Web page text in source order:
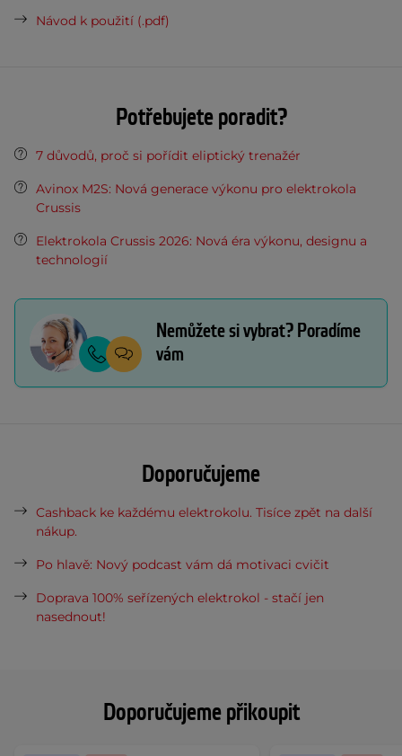
Doporučujeme přikoupit
Návod k použití (.pdf)
Potřebujete poradit?
7 důvodů, proč si pořídit eliptický trenažér
Avinox M2S: Nová generace výkonu pro elektrokola
Crussis
Elektrokola Crussis 2026: Nová éra výkonu, designu a
technologií
Nemůžete si vybrat? Poradíme
vám
Doporučujeme
Cashback ke každému elektrokolu. Tisíce zpět na další
nákup.
Po hlavě: Nový podcast vám dá motivaci cvičit
Doprava 100% seřízených elektrokol - stačí jen
nasednout!